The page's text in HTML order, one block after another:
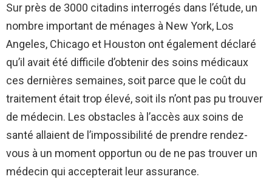
Sur près de 3000 citadins interrogés dans l’étude, un
nombre important de ménages à New York, Los
Angeles, Chicago et Houston ont également déclaré
qu’il avait été difficile d’obtenir des soins médicaux
ces dernières semaines, soit parce que le coût du
traitement était trop élevé, soit ils n’ont pas pu trouver
de médecin. Les obstacles à l’accès aux soins de
santé allaient de l’impossibilité de prendre rendez-
vous à un moment opportun ou de ne pas trouver un
médecin qui accepterait leur assurance.